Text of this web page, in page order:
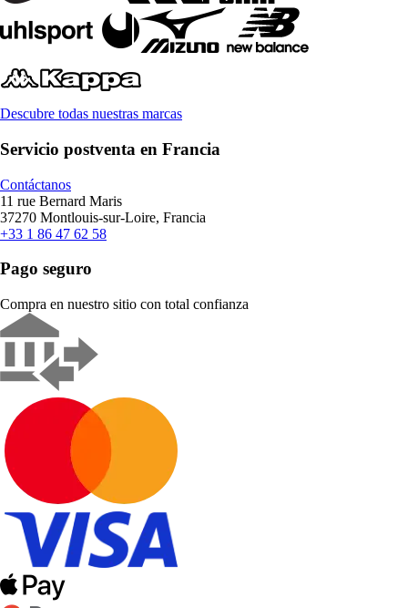
Descubre todas nuestras marcas
Servicio postventa en Francia
Contáctanos
11 rue Bernard Maris
37270 Montlouis-sur-Loire, Francia
+33 1 86 47 62 58
Pago seguro
Compra en nuestro sitio con total confianza